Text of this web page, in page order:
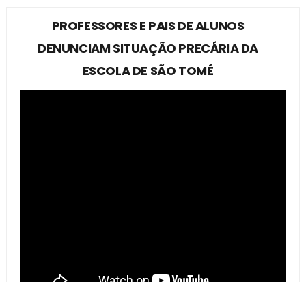
PROFESSORES E PAIS DE ALUNOS
DENUNCIAM SITUAÇÃO PRECÁRIA DA
ESCOLA DE SÃO TOMÉ